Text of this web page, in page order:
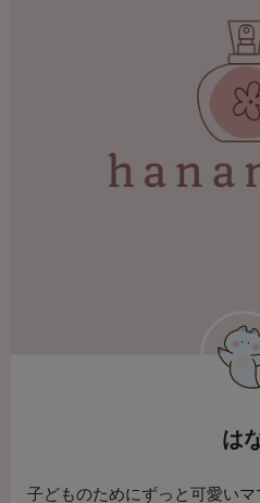
は
子どものためにずっと可愛い